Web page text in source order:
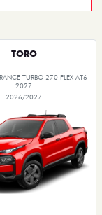
TORO
TURBO 270 FLEX AT6
2027
2026/2027